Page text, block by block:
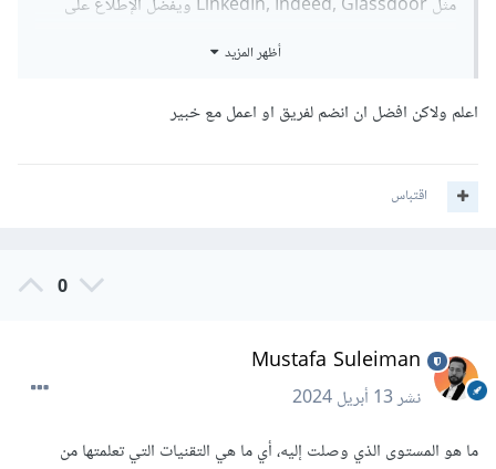
مثل LinkedIn, Indeed, Glassdoor ويفضل الإطلاع على
الإجابات التالية للمزيد من التفاصيل
أظهر المزيد
اعلم ولاكن افضل ان انضم لفريق او اعمل مع خبير
اقتباس
0
Mustafa Suleiman
نشر13 أبريل 2024
ما هو المستوى الذي وصلت إليه، أي ما هي التقنيات التي تعلمتها من